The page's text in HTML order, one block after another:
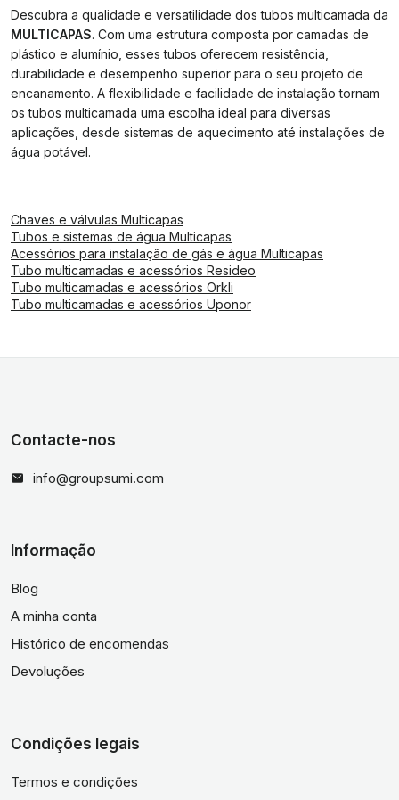
Descubra a qualidade e versatilidade dos tubos multicamada da
MULTICAPAS. Com uma estrutura composta por camadas de
plástico e alumínio, esses tubos oferecem resistência,
durabilidade e desempenho superior para o seu projeto de
encanamento. A flexibilidade e facilidade de instalação tornam
os tubos multicamada uma escolha ideal para diversas
aplicações, desde sistemas de aquecimento até instalações de
água potável.
Chaves e válvulas Multicapas
Tubos e sistemas de água Multicapas
Acessórios para instalação de gás e água Multicapas
Tubo multicamadas e acessórios Resideo
Tubo multicamadas e acessórios Orkli
Tubo multicamadas e acessórios Uponor
Contacte-nos
info@groupsumi.com
Informação
Blog
A minha conta
Histórico de encomendas
Devoluções
Condições legais
Termos e condições